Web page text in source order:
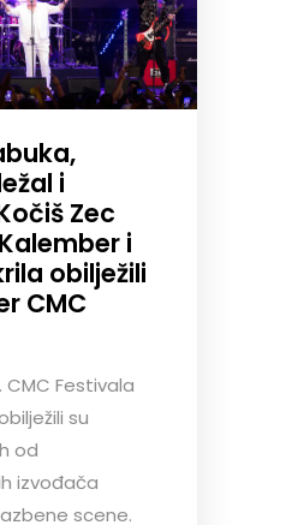
i
Zec
i
obilježili
CMC
CMC Festivala
su
od
izvođača
scene.